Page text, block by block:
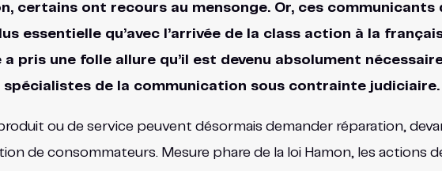
certains ont recours au mensonge. Or, ces
essentielle qu’avec l’arrivée de la class action à la
pris une folle allure qu’il est devenu absolument
de la communication sous contrainte judiciaire.
ou de service peuvent désormais demander réparation,
de consommateurs. Mesure phare de la loi Hamon, les actions